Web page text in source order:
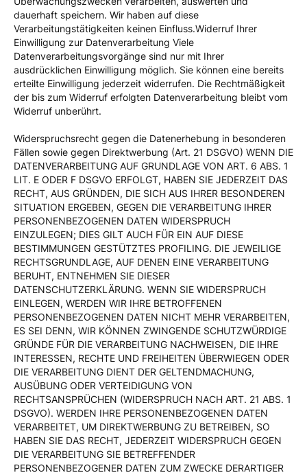
dauerhaft speichern. Wir haben auf diese
Verarbeitungstätigkeiten keinen Einfluss.Widerruf Ihrer
Einwilligung zur Datenverarbeitung Viele
Datenverarbeitungsvorgänge sind nur mit Ihrer
ausdrücklichen Einwilligung möglich. Sie können eine bereits
erteilte Einwilligung jederzeit widerrufen. Die Rechtmäßigkeit
der bis zum Widerruf erfolgten Datenverarbeitung bleibt vom
Widerruf unberührt.
Widerspruchsrecht gegen die Datenerhebung in besonderen
Fällen sowie gegen Direktwerbung (Art. 21 DSGVO) WENN DIE
DATENVERARBEITUNG AUF GRUNDLAGE VON ART. 6 ABS. 1
LIT. E ODER F DSGVO ERFOLGT, HABEN SIE JEDERZEIT DAS
RECHT, AUS GRÜNDEN, DIE SICH AUS IHRER BESONDEREN
SITUATION ERGEBEN, GEGEN DIE VERARBEITUNG IHRER
PERSONENBEZOGENEN DATEN WIDERSPRUCH
EINZULEGEN; DIES GILT AUCH FÜR EIN AUF DIESE
BESTIMMUNGEN GESTÜTZTES PROFILING. DIE JEWEILIGE
RECHTSGRUNDLAGE, AUF DENEN EINE VERARBEITUNG
BERUHT, ENTNEHMEN SIE DIESER
DATENSCHUTZERKLÄRUNG. WENN SIE WIDERSPRUCH
EINLEGEN, WERDEN WIR IHRE BETROFFENEN
PERSONENBEZOGENEN DATEN NICHT MEHR VERARBEITEN,
ES SEI DENN, WIR KÖNNEN ZWINGENDE SCHUTZWÜRDIGE
GRÜNDE FÜR DIE VERARBEITUNG NACHWEISEN, DIE IHRE
INTERESSEN, RECHTE UND FREIHEITEN ÜBERWIEGEN ODER
DIE VERARBEITUNG DIENT DER GELTENDMACHUNG,
AUSÜBUNG ODER VERTEIDIGUNG VON
RECHTSANSPRÜCHEN (WIDERSPRUCH NACH ART. 21 ABS. 1
DSGVO). WERDEN IHRE PERSONENBEZOGENEN DATEN
VERARBEITET, UM DIREKTWERBUNG ZU BETREIBEN, SO
HABEN SIE DAS RECHT, JEDERZEIT WIDERSPRUCH GEGEN
DIE VERARBEITUNG SIE BETREFFENDER
PERSONENBEZOGENER DATEN ZUM ZWECKE DERARTIGER